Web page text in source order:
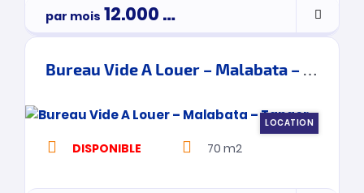
par mois 12.000Dh
Bureau Vide A Louer – Malabata – Tanger
LOCATION
DISPONIBLE 70 m2